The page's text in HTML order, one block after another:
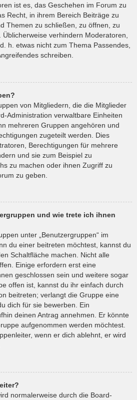
ist es, das Geschehen im Forum zu
Recht, in ihrem Bereich Beiträge zu
Themen zu schließen, zu öffnen, zu
verhindern Moderatoren,
h. etwas nicht zum Thema Passendes,
schreiben.
von Mitgliedern, die die Mitglieder
Administration verwaltbare Einheiten
mehreren Gruppen angehören und
zugeteilt werden. Dies
Berechtigungen für mehrere
und sie zum Beispiel zu
zu machen oder ihnen Zugriff zu
zu geben.
und wie trete ich ihnen
unter „Benutzergruppen“ im
du einer beitreten möchtest, kannst du
Schaltfläche machen. Nicht alle
Einige erfordern erst eine
geschlossen sein und weitere sogar
offen ist, kannst du ihr einfach durch
beitreten; verlangt die Gruppe eine
dich für sie bewerben. Ein
deinen Antrag annehmen. Er könnte
aufgenommen werden möchtest.
wenn er dich ablehnt, er wird
normalerweise durch die Board-